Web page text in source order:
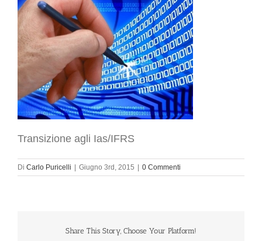
Transizione agli Ias/IFRS
Di Carlo Puricelli Giugno 3rd, 2015 0 Commenti
Share This Story, Choose Your Platform!